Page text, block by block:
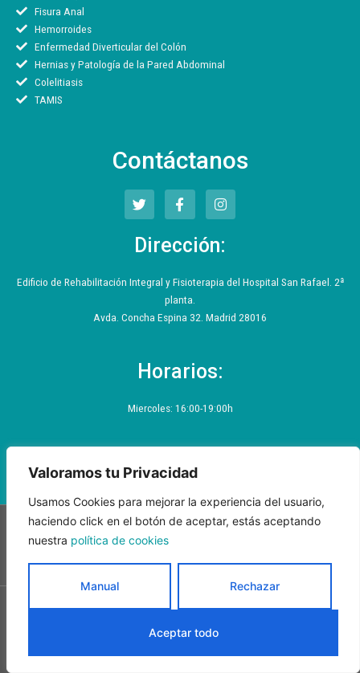
Valoramos tu Privacidad
Usamos Cookies para mejorar la experiencia del usuario,
haciendo click en el botón de aceptar, estás aceptando
nuestra política de cookies
Manual Rechazar
Aceptar todo
Fisura Anal
Hemorroides
Enfermedad Diverticular del Colón
Hernias y Patología de la Pared Abdominal
Colelitiasis
TAMIS
Español
Contáctanos
T
w
i
t
t
r
F
a
c
b
o
k
-
f
I
n
s
a
r
a
Dirección:
Edificio de Rehabilitación Integral y Fisioterapia del Hospital San Rafael. 2ª
planta.
Avda. Concha Espina 32. Madrid 28016
Horarios:
Miercoles: 16:00-19:00h
Política de privacidadPolítica de privacidad Segunda Capa